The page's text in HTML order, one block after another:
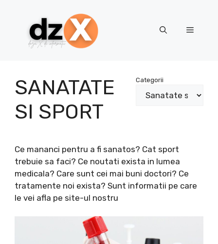
content
Menu
SANATATE
SI SPORT
Categorii
Ce mananci pentru a fi sanatos? Cat sport
trebuie sa faci? Ce noutati exista in lumea
medicala? Care sunt cei mai buni doctori? Ce
tratamente noi exista? Sunt informatii pe care
le vei afla pe site-ul nostru